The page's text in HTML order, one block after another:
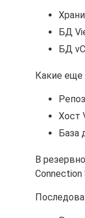
БД
БД
Какие еще
Хост
База
В